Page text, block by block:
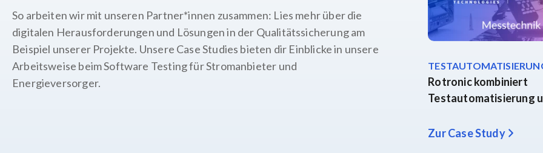
So arbeiten wir mit unseren Partner*innen zusammen: Lies mehr über die
digitalen Herausforderungen und Lösungen in der Qualitätssicherung am
Beispiel unserer Projekte. Unsere Case Studies bieten dir Einblicke in unsere
Arbeitsweise beim Software Testing für Stromanbieter und
Energieversorger.
Rotronic kombiniert
Testautomatisierung
Zur Case Study